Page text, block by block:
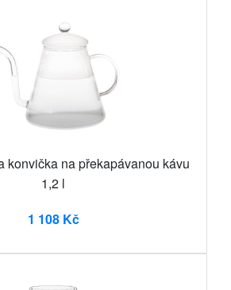
konvička na překapávanou kávu
1,2 l
1 108 Kč